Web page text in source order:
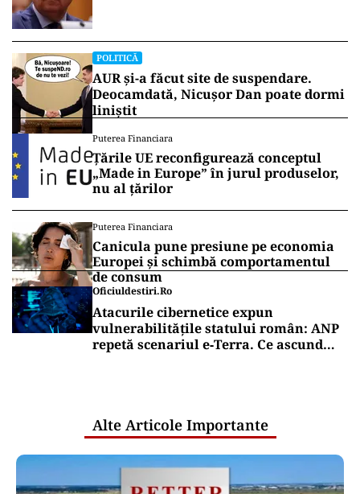
POLITICĂ
AUR și-a făcut site de suspendare.
Deocamdată, Nicușor Dan poate dormi
liniștit
Puterea Financiara
Țările UE reconfigurează conceptul
„Made in Europe” în jurul produselor,
nu al țărilor
Puterea Financiara
Canicula pune presiune pe economia
Europei și schimbă comportamentul
de consum
Oficiuldestiri.ro
Atacurile cibernetice expun
vulnerabilitățile statului român: ANP
repetă scenariul e‑Terra. Ce ascund
Alte Articole Importante